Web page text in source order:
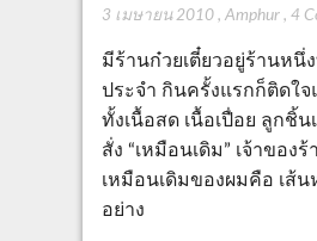
3 เมษายน 2010, Amphur, 4
มีร้านก๋วยเตี๋ยวอยู่ร้านหนึ่
ประจำ กินครั้งแรกก็ติดใจ
ทั้งเนื้อสด เนื้อเปื่อย ลูกชิ้น
สั่ง “เหมือนเดิม” เจ้าของ
เหมือนเดิมของผมคือ เส้
อย่าง